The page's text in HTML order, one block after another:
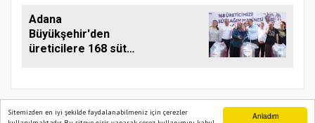
Anladım
Sitemizden en iyi şekilde faydalanabilmeniz için çerezler
Adana
Büyükşehir'den
üreticilere 168 süt